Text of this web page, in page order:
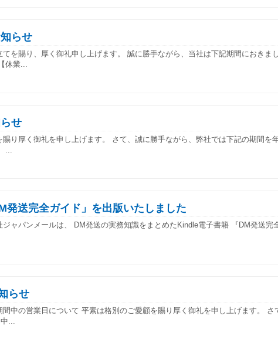
らせ
を賜り、厚く御礼申し上げます。 誠に勝手ながら、当社は下記期間におきま
休業...
せ
り厚く御礼を申し上げます。 さて、誠に勝手ながら、弊社では下記の期間を
...
発送完全ガイド」を出版いたしました
ジャパンメールは、 DM発送の実務知識をまとめたKindle電子書籍 『DM発送
らせ
間中の営業日について 平素は格別のご愛顧を賜り厚く御礼を申し上げます。 さ
...